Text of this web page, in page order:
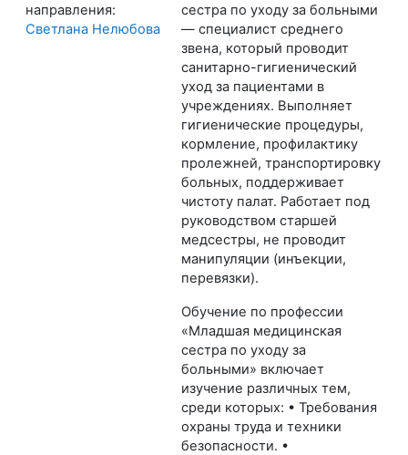
сестра по уходу за больными
— специалист среднего
звена, который проводит
санитарно-гигиенический
уход за пациентами в
учреждениях. Выполняет
гигиенические процедуры,
кормление, профилактику
пролежней, транспортировку
больных, поддерживает
чистоту палат. Работает под
руководством старшей
медсестры, не проводит
манипуляции (инъекции,
перевязки).
Обучение по профессии
«Младшая медицинская
сестра по уходу за
больными» включает
изучение различных тем,
среди которых: • Требования
охраны труда и техники
безопасности. •
направления:
Светлана Нелюбова